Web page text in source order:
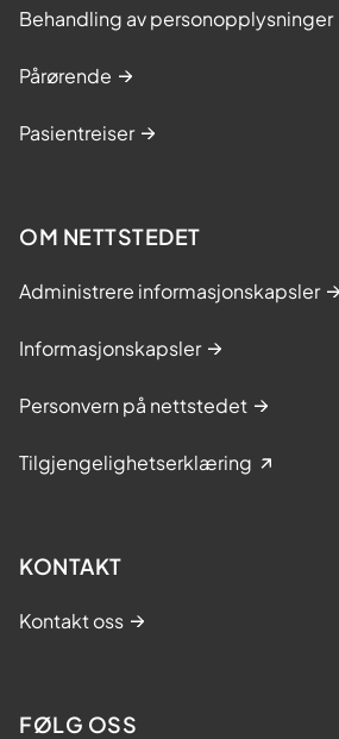
Behandling av personopplysninger
Pårørende
Pasientreiser
OM NETTSTEDET
Administrere informasjonskapsler
Informasjonskapsler
Personvern på nettstedet
Tilgjengelighetserklæring
KONTAKT
Kontakt oss
FØLG OSS